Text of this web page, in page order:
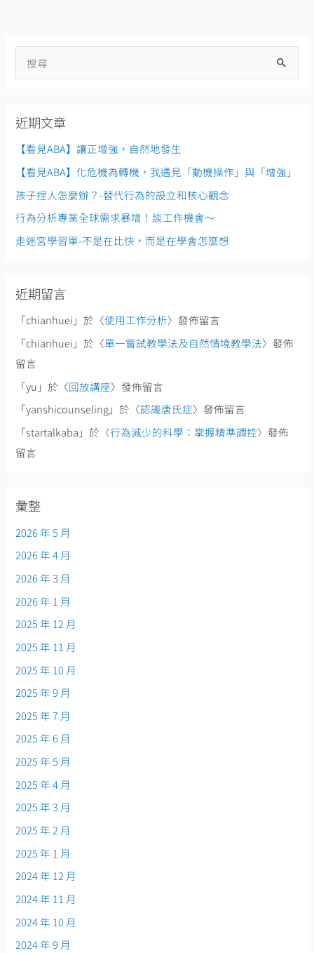
鍵
字
近期文章
【看見ABA】讓正增強，自然地發生
【看見ABA】化危機為轉機，我遇見「動機操作」與「增強」
孩子捏人怎麼辦？-替代行為的設立和核心觀念
行為分析專業全球需求暴增！談工作機會～
走迷宮學習單-不是在比快，而是在學會怎麼想
近期留言
「chianhuei 」於〈使用工作分析〉發佈留言
「chianhuei 」於〈單一嘗試教學法及自然情境教學法〉發佈
留言
「yu 」於〈回放講座〉發佈留言
「yanshicounseling」於〈認識唐氏症〉發佈留言
「startalkaba 」於〈行為減少的科學：掌握精準調控〉發佈
留言
彙整
2026 年 5 月
2026 年 4 月
2026 年 3 月
2026 年 1 月
2025 年 12 月
2025 年 11 月
2025 年 10 月
2025 年 9 月
2025 年 7 月
2025 年 6 月
2025 年 5 月
2025 年 4 月
2025 年 3 月
2025 年 2 月
2025 年 1 月
2024 年 12 月
2024 年 11 月
2024 年 10 月
2024 年 9 月